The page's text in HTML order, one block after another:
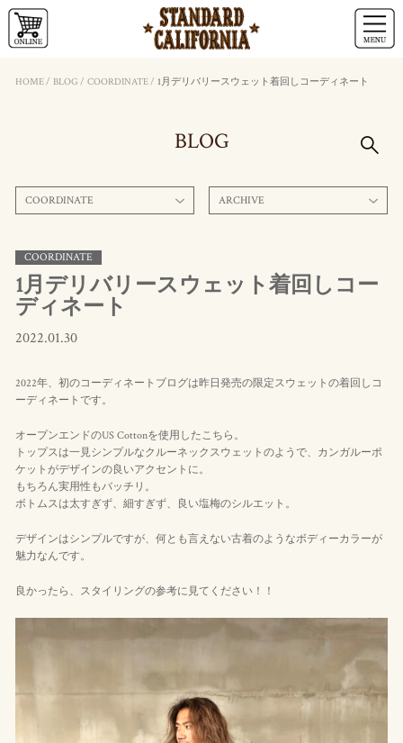
HOME/ BLOG / COORDINATE/ 1月デリバリースウェット着回しコーディネート
BLOG
COORDINATE ARCHIVE
COORDINATE
1月デリバリースウェット着回しコー
ディネート
2022.01.30
2022年、初のコーディネートブログは昨日発売の限定スウェットの着回しコ
ーディネートです。
オープンエンドのUS Cottonを使用したこちら。
トップスは一見シンプルなクルーネックスウェットのようで、カンガルーポ
ケットがデザインの良いアクセントに。
もちろん実用性もバッチリ。
ボトムスは太すぎず、細すぎず、良い塩梅のシルエット。
デザインはシンプルですが、何とも言えない古着のようなボディーカラーが
魅力なんです。
良かったら、スタイリングの参考に見てください！！